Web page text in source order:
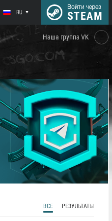
RU
Войти через
STEAM
Наша группа VK
ВСЕ РЕЗУЛЬТАТЫ